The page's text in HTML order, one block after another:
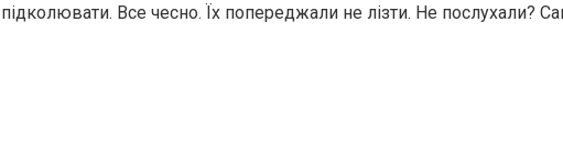
підколювати. Все чесно. Їх попереджали не лізти. Не послухали?